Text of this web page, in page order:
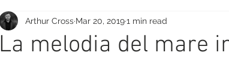
La melodia del mare
Arthur Cross Mar 20, 20191 min read